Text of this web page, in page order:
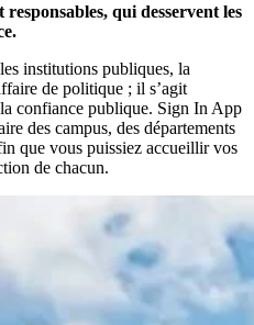
qui desservent les
institutions publiques, la
de politique ; il s’agit
confiance publique. Sign In App
des campus, des départements
que vous puissiez accueillir vos
de chacun.